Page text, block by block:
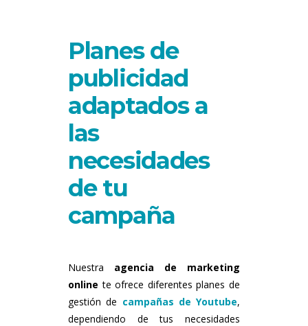
Planes de
publicidad
adaptados a
las
necesidades
de tu
campaña
Nuestra agencia de marketing
online te ofrece diferentes planes de
gestión de campañas de Youtube,
dependiendo de tus necesidades